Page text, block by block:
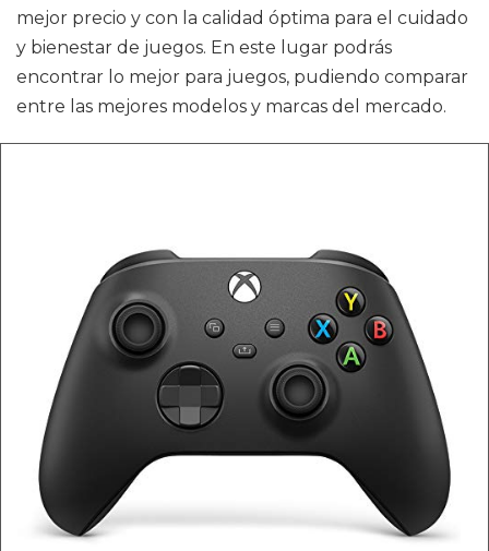
mejor precio y con la calidad óptima para el cuidado
y bienestar de juegos. En este lugar podrás
encontrar lo mejor para juegos, pudiendo comparar
entre las mejores modelos y marcas del mercado.